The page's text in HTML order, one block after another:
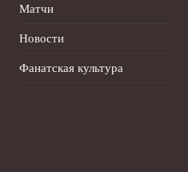
Матчи
Новости
Фанатская культура